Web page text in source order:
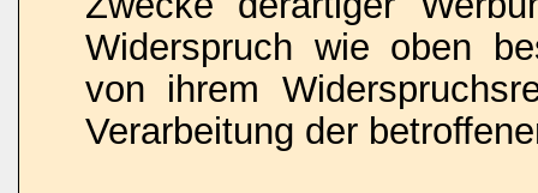
Widerspruch wie oben
von ihrem
Verarbeitung der